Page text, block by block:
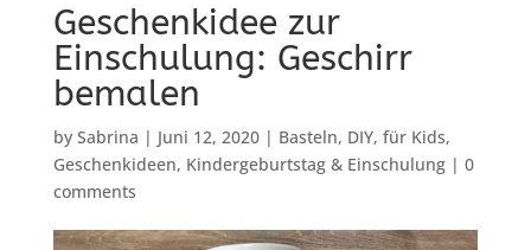
Geschenkidee zur
Einschulung: Geschirr
bemalen
by Sabrina | Juni 12, 2020| Basteln, DIY, für Kids,
Geschenkideen, Kindergeburtstag & Einschulung| 0
comments